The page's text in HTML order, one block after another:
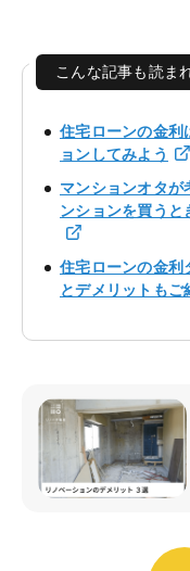
こんな記事も読ま
住宅ローンの金利
ョンしてみよう
マンションオタ
ンションを買うと
住宅ローンの金利
とデメリットもご